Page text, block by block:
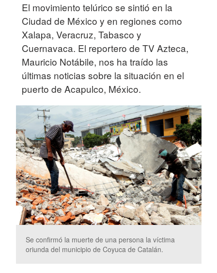
El movimiento telúrico se sintió en la
Ciudad de México y en regiones como
Xalapa, Veracruz, Tabasco y
Cuernavaca. El reportero de TV Azteca,
Mauricio Notábile, nos ha traído las
últimas noticias sobre la situación en el
puerto de Acapulco, México.
Se confirmó la muerte de una persona la víctima
oriunda del municipio de Coyuca de Catalán.